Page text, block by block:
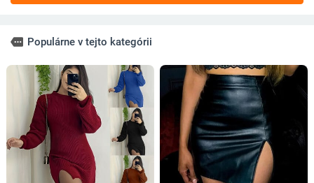
more Populárne v tejto kategórii